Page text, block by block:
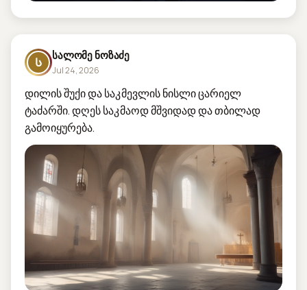
Ს სალომე ნოზაძე
Jul 24, 2026
დილის შუქი და საკმევლის ნისლი ცარიელ
ტაძარში. დღეს საკმაოდ მშვიდად და თბილად
გამოიყურება.